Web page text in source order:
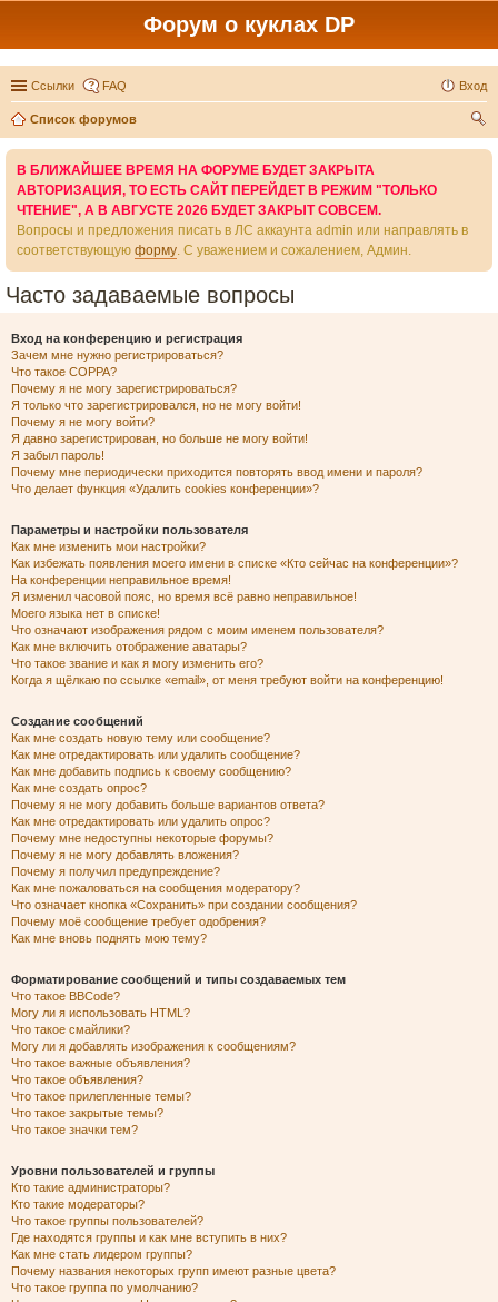
Форум о куклах DP
Ссылки FAQ Вход
Список форумов
В БЛИЖАЙШЕЕ ВРЕМЯ НА ФОРУМЕ БУДЕТ ЗАКРЫТА
АВТОРИЗАЦИЯ, ТО ЕСТЬ САЙТ ПЕРЕЙДЕТ В РЕЖИМ "ТОЛЬКО
ЧТЕНИЕ", А В АВГУСТЕ 2026 БУДЕТ ЗАКРЫТ СОВСЕМ.
Вопросы и предложения писать в ЛС аккаунта admin или направлять в
соответствующую форму. С уважением и сожалением, Админ.
Часто задаваемые вопросы
Вход на конференцию и регистрация
Зачем мне нужно регистрироваться?
Что такое COPPA?
Почему я не могу зарегистрироваться?
Я только что зарегистрировался, но не могу войти!
Почему я не могу войти?
Я давно зарегистрирован, но больше не могу войти!
Я забыл пароль!
Почему мне периодически приходится повторять ввод имени и пароля?
Что делает функция «Удалить cookies конференции»?
Параметры и настройки пользователя
Как мне изменить мои настройки?
Как избежать появления моего имени в списке «Кто сейчас на конференции»?
На конференции неправильное время!
Я изменил часовой пояс, но время всё равно неправильное!
Моего языка нет в списке!
Что означают изображения рядом с моим именем пользователя?
Как мне включить отображение аватары?
Что такое звание и как я могу изменить его?
Когда я щёлкаю по ссылке «email», от меня требуют войти на конференцию!
Создание сообщений
Как мне создать новую тему или сообщение?
Как мне отредактировать или удалить сообщение?
Как мне добавить подпись к своему сообщению?
Как мне создать опрос?
Почему я не могу добавить больше вариантов ответа?
Как мне отредактировать или удалить опрос?
Почему мне недоступны некоторые форумы?
Почему я не могу добавлять вложения?
Почему я получил предупреждение?
Как мне пожаловаться на сообщения модератору?
Что означает кнопка «Сохранить» при создании сообщения?
Почему моё сообщение требует одобрения?
Как мне вновь поднять мою тему?
Форматирование сообщений и типы создаваемых тем
Что такое BBCode?
Могу ли я использовать HTML?
Что такое смайлики?
Могу ли я добавлять изображения к сообщениям?
Что такое важные объявления?
Что такое объявления?
Что такое прилепленные темы?
Что такое закрытые темы?
Что такое значки тем?
Уровни пользователей и группы
Кто такие администраторы?
Кто такие модераторы?
Что такое группы пользователей?
Где находятся группы и как мне вступить в них?
Как мне стать лидером группы?
Почему названия некоторых групп имеют разные цвета?
Что такое группа по умолчанию?